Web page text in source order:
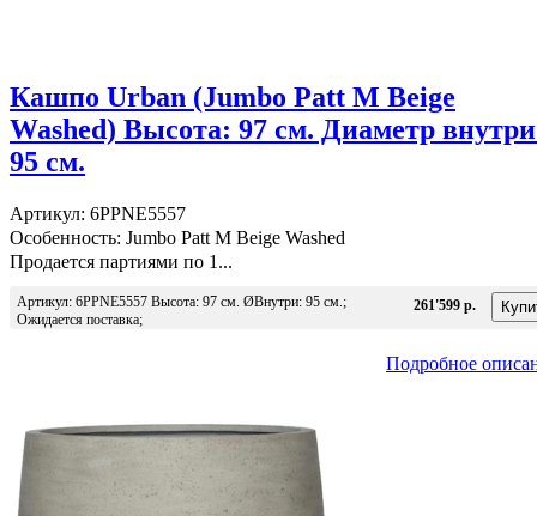
Кашпо Urban (Jumbo Patt M Beige
Washed) Высота: 97 см. Диаметр
95 см.
Артикул: 6PPNE5557
Особенность: Jumbo Patt M Beige Washed
Продается партиями по 1...
Артикул: 6PPNE5557 Высота: 97 см. ØВнутри: 95 см.;
Ожидается поставка;
261'599 р.
Подробное